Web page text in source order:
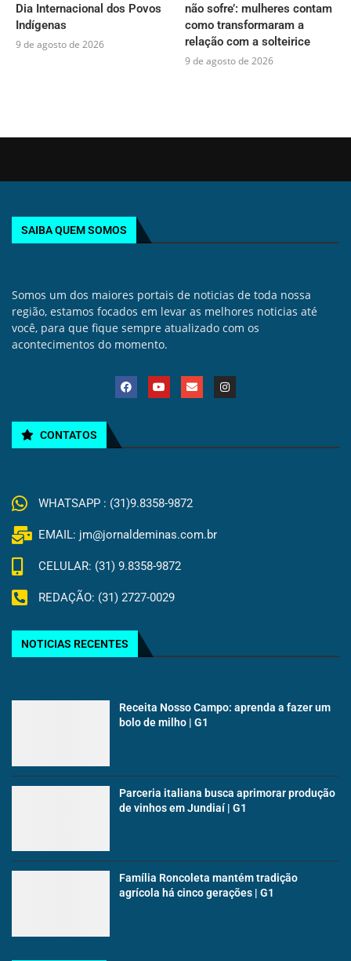
Dia Internacional dos Povos
Indígenas
9 de agosto de 2026
não sofre’: mulheres contam
como transformaram a
relação com a solteirice
9 de agosto de 2026
SAIBA QUEM SOMOS
Somos um dos maiores portais de noticias de toda nossa
região, estamos focados em levar as melhores noticias até
você, para que fique sempre atualizado com os
acontecimentos do momento.
CONTATOS
WHATSAPP : (31)9.8358-9872
EMAIL: jm@jornaldeminas.com.br
CELULAR: (31) 9.8358-9872
REDAÇÃO: (31) 2727-0029
NOTICIAS RECENTES
Receita Nosso Campo: aprenda a fazer um
bolo de milho | G1
Parceria italiana busca aprimorar produção
de vinhos em Jundiaí | G1
Família Roncoleta mantém tradição
agrícola há cinco gerações | G1